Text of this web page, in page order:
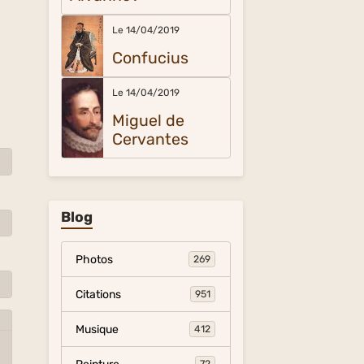
Le 14/04/2019
Confucius
Le 14/04/2019
Miguel de
Cervantes
Blog
Photos 269
Citations 951
Musique 412